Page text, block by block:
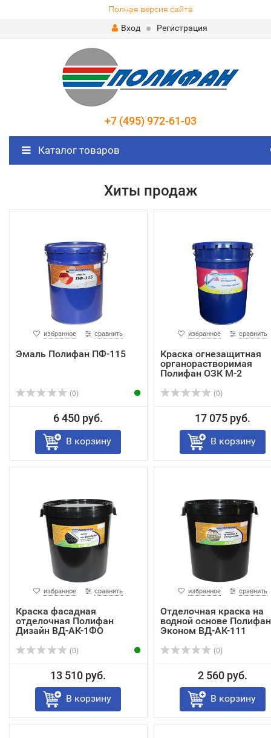
Полная версия сайта
Вход
Регистрация
+7 (495) 972-61-03
Каталог товаров
Хиты продаж
избранное сравнить
Эмаль Полифан ПФ-115
(0)
6 450 руб.
В корзину
избранное сравнить
Краска огнезащитная
органорастворимая
Полифан ОЗК М-2
(0)
17 075 руб.
В корзину
избранное сравнить
Краска фасадная
отделочная Полифан
Дизайн ВД-АК-1ФО
(0)
13 510 руб.
В корзину
избранное сравнить
Отделочная краска на
водной основе Полифан
Эконом ВД-АК-111
(0)
2 560 руб.
В корзину